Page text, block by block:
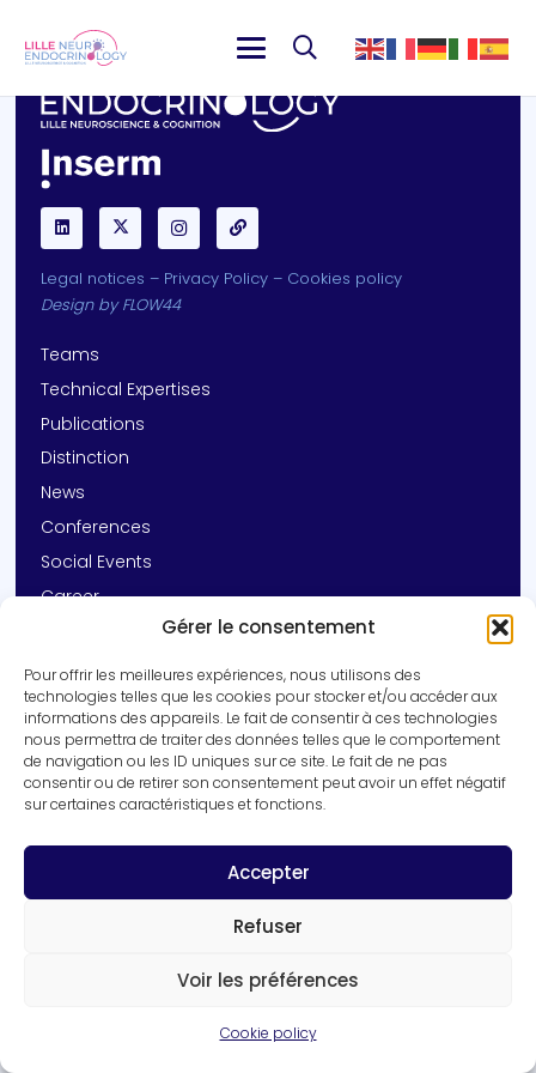
Gérer le consentement
Pour offrir les meilleures expériences, nous utilisons des
technologies telles que les cookies pour stocker et/ou accéder aux
informations des appareils. Le fait de consentir à ces technologies
nous permettra de traiter des données telles que le comportement
de navigation ou les ID uniques sur ce site. Le fait de ne pas
consentir ou de retirer son consentement peut avoir un effet négatif
sur certaines caractéristiques et fonctions.
Accepter
Refuser
Voir les préférences
Cookie policy
Legal notices – Privacy Policy – Cookies policy
Design byFLOW44
Teams
Technical Expertises
Publications
Distinction
News
Conferences
Social Events
Career
Get In Touch
+33 (0)3 20 16 92 14
vincent.prevot@inserm.fr
Inserm UMR-S 1172 | University of Lille
1 rue Michel Polowski, 59045 Lille cedex